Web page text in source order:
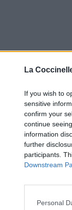
La
If you wish to
sensitive
confirm your
continue
information
further
participants.
Downstream
Personal
libre de corazón
le coeur libre
libre de corazón
libre
corazón